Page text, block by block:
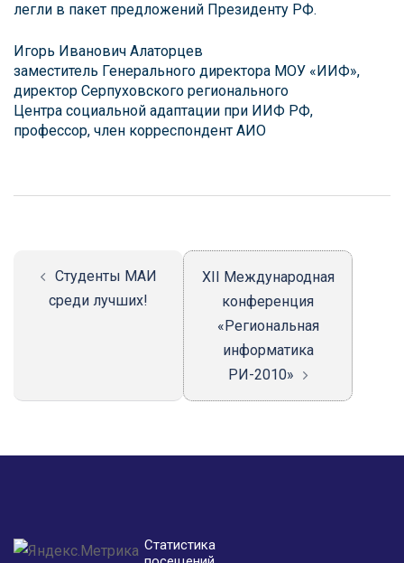
легли в пакет предложений Президенту РФ.
Игорь Иванович Алаторцев
заместитель Генерального директора МОУ «ИИФ»,
директор Серпуховского регионального
Центра социальной адаптации при ИИФ РФ,
профессор, член корреспондент АИО
Навигация
Студенты МАИ
среди лучших!
ХII Международная
конференция
«Региональная
информатика
РИ-2010»
Статистика